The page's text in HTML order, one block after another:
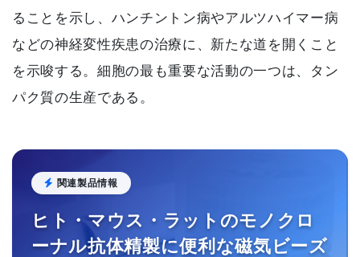
ることを示し、ハンチントン病やアルツハイマー病
などの神経変性疾患の治療に、新たな道を開くこと
を示唆する。細胞の最も重要な活動の一つは、タン
パク質の生産である。
関連製品情報
ヒト・マウス・ラットのモノクロ
ーナル抗体精製に便利な磁気ビーズ